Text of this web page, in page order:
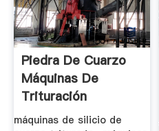
Piedra De Cuarzo
Máquinas De
Trituración
máquinas de silicio de